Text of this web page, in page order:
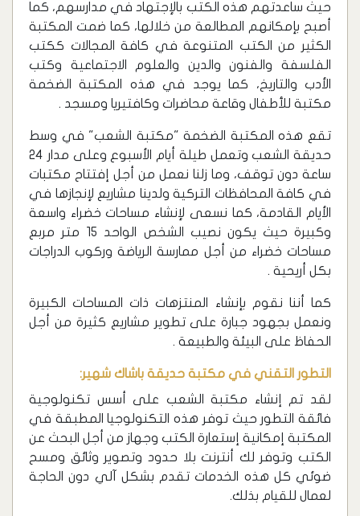
حيث ساعدتهم هذه الكتب بالإجتهاد في مدارسهم، كما
أصبح بإمكانهم المطالعة من خلالها، كما ضمت المكتبة
الكثير من الكتب المتنوعة في كافة المجالات ككتب
الفلسفة والفنون والدين والعلوم الاجتماعية وكتب
الأدب والتاريخ، كما يوجد في هذه المكتبة الضخمة
مكتبة للأطفال وقاعة محاضرات وكافتيريا ومسجد .
تقع هذه المكتبة الضخمة "مكتبة الشعب" في وسط
حديقة الشعب وتعمل طيلة أيام الأسبوع وعلى مدار 24
ساعة دون توقف، وما زلنا نعمل من أجل إفتتاح مكتبات
في كافة المحافظات التركية ولدينا مشاريع لإنجازها في
الأيام القادمة، كما نسعى لإنشاء مساحات خضراء واسعة
وكبيرة حيث يكون نصيب الشخص الواحد 15 متر مربع
مساحات خضراء من أجل ممارسة الرياضة وركوب الدراجات
بكل أريحية .
كما أننا نقوم بإنشاء المنتزهات ذات المساحات الكبيرة
ونعمل بجهود جبارة على تطوير مشاريع كثيرة من أجل
الحفاظ على البيئة والطبيعة .
التطور التقني في مكتبة حديقة باشاك شهير:
لقد تم إنشاء مكتبة الشعب على أسس تكنولوجية
فائقة التطور حيث توفر هذه التكنولوجيا المطبقة في
المكتبة إمكانية إستعارة الكتب وجهاز من أجل البحث عن
الكتب وتوفر لك أنترنت بلا حدود وتصوير وثائق ومسح
ضوئي كل هذه الخدمات تقدم بشكل آلي دون الحاجة
لعمال للقيام بذلك.